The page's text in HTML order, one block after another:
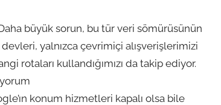
büyük sorun, bu tür veri sömürüsünün
yalnızca çevrimiçi alışverişlerimizi
rotaları kullandığımızı da takip ediyor.
konum hizmetleri kapalı olsa bile